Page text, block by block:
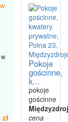
zł
Pokoje
gościnne,
k...
pokoje
gościnne
cena